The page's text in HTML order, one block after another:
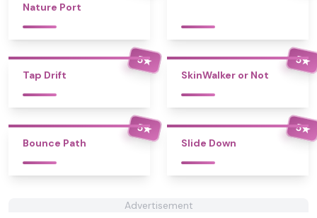
Nature Port
5★
Tap Drift
5★
SkinWalker or Not
5★
Bounce Path
5★
Slide Down
Advertisement